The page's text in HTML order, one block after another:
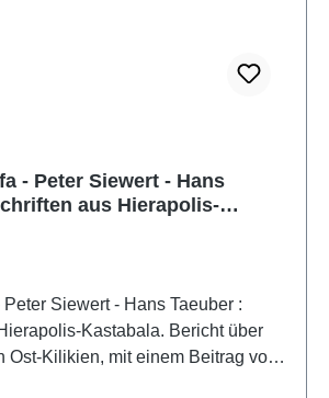
- Peter Siewert - Hans
aus Hierapolis-
Peter Siewert - Hans Taeuber :
Kastabala. Bericht über
Ost-Kilikien, mit einem Beitrag von